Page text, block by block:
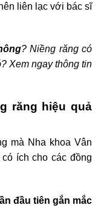
liên lạc với bác sĩ
? Niềng răng có
Xem ngay thông tin
răng hiệu quả
mà Nha khoa Vân
ích cho các đồng
đầu tiên gắn mắc